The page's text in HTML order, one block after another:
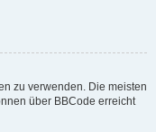
zu verwenden. Die meisten
über BBCode erreicht